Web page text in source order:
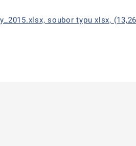
soubor typu xlsx,
kartě
nové kartě